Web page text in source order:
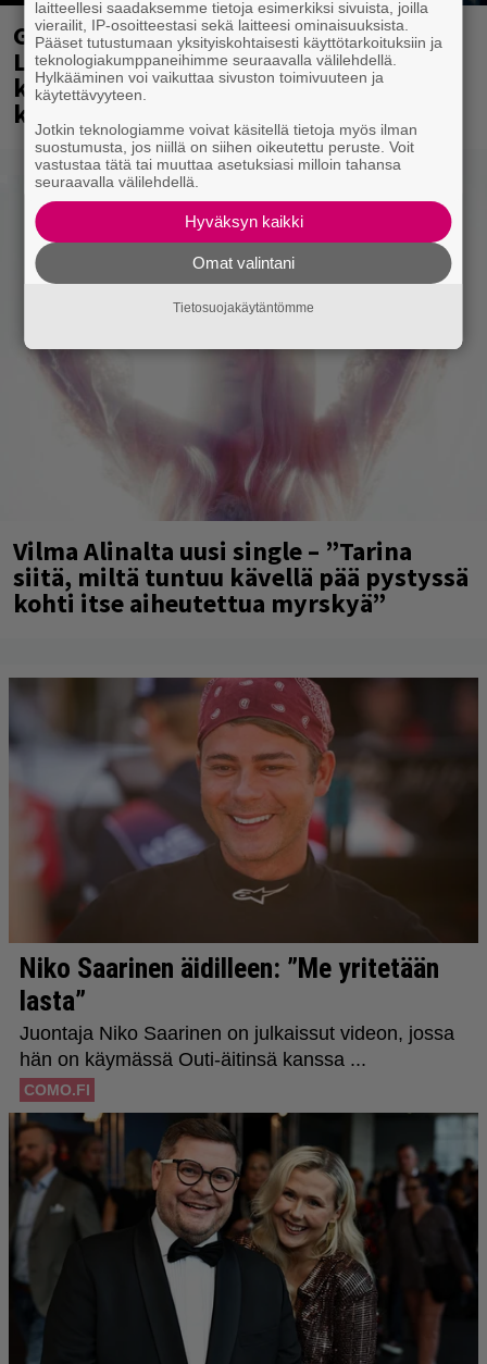
Glam rock -yhtye The Ark viihdytti
Logomon Terassikesässä Turussa –
katso kuvagalleria Ola Salosta ja
kumppaneista täältä
Vilma Alinalta uusi single – ”Tarina
siitä, miltä tuntuu kävellä pää pystyssä
kohti itse aiheutettua myrskyä”
laitteellesi saadaksemme tietoja esimerkiksi sivuista, joilla
vierailit, IP-osoitteestasi sekä laitteesi ominaisuuksista.
Pääset tutustumaan yksityiskohtaisesti käyttötarkoituksiin ja
teknologiakumppaneihimme seuraavalla välilehdellä.
Hylkääminen voi vaikuttaa sivuston toimivuuteen ja
käytettävyyteen.
Jotkin teknologiamme voivat käsitellä tietoja myös ilman
suostumusta, jos niillä on siihen oikeutettu peruste. Voit
vastustaa tätä tai muuttaa asetuksiasi milloin tahansa
seuraavalla välilehdellä.
Hyväksyn kaikki
Omat valintani
Tietosuojakäytäntömme